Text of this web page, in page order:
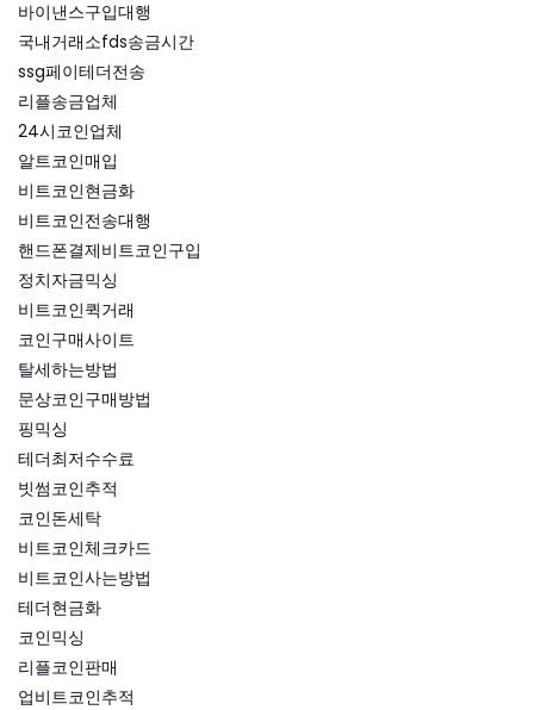
바이낸스구입대행
국내거래소fds송금시간
ssg페이테더전송
리플송금업체
24시코인업체
알트코인매입
비트코인현금화
비트코인전송대행
핸드폰결제비트코인구입
정치자금믹싱
비트코인퀵거래
코인구매사이트
탈세하는방법
문상코인구매방법
핑믹싱
테더최저수수료
빗썸코인추적
코인돈세탁
비트코인체크카드
비트코인사는방법
테더현금화
코인믹싱
리플코인판매
업비트코인추적